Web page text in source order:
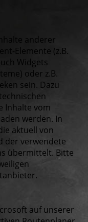
anderer
Elemente (z.B.
Widgets
oder z.B.
sein. Dazu
Inhalte vom
werden. In
aktuell von
der verwendete
übermittelt. Bitte
auf unserer